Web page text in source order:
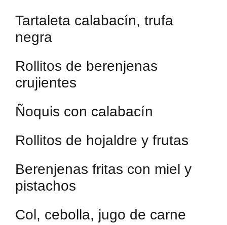
Tartaleta calabacín, trufa
negra
Rollitos de berenjenas
crujientes
Ñoquis con calabacín
Rollitos de hojaldre y frutas
Berenjenas fritas con miel y
pistachos
Col, cebolla, jugo de carne